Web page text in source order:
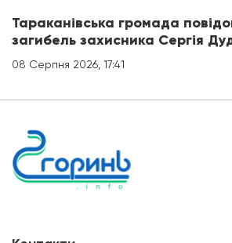
Тараканівська громада
загибель захисника Сергія
08 Серпня 2026, 17:41